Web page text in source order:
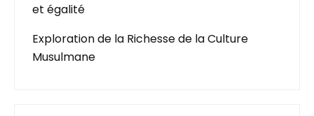
et égalité
Exploration de la Richesse de la Culture
Musulmane